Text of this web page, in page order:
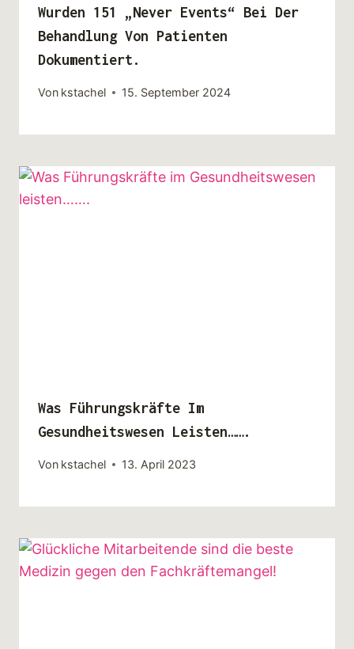
Wurden 151 „Never Events“ Bei Der
Behandlung Von Patienten
Dokumentiert.
Von kstachel 15. September 2024
Was Führungskräfte Im
Gesundheitswesen Leisten…….
Von kstachel 13. April 2023